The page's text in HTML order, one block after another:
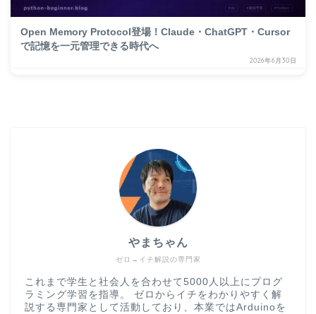
Open Memory Protocol登場！Claude・ChatGPT・Cursor
で記憶を一元管理できる時代へ
2026年6月30日
ゼロ→イチ解説の専門家
やまちゃん
これまで学生と社会人を合わせて5000人以上にプログ
ラミング学習を指導。 ゼロからイチをわかりやすく解
説する専門家として活動しており、本業ではArduinoを